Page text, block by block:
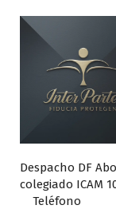
Despacho DF
colegiado ICAM
Teléfono